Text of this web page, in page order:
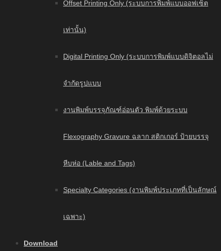
Offset Printing Only (ระบบการพิมพ์แบบออฟเซ็ต
เท่านั้น)
Digital Printing Only (ระบบการพิมพ์แบบดิจิตอลไม่
จำกัดรูปแบบ
งานพิมพ์บรรจุภัณฑ์อ่อนตัว พิมพ์ด้วยระบบ
Flexography Gravure ฉลาก สติกเกอร์ ป้ายบรรจุ
หีบห่อ (Lable and Tags)
Specialty Categories (งานพิมพ์ประเภทที่เป็นลักษณ์
เฉพาะ)
Download